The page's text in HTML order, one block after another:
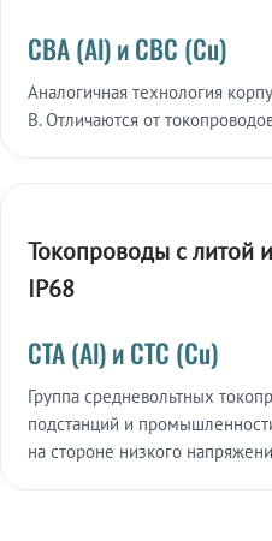
СВА (Al) и СВС (Cu)
Аналогичная технология
В. Отличаются от
Токопроводы с литой
IP68
СТА (Al) и СТС (Cu)
Группа средневольтных
подстанций и
на стороне низкого